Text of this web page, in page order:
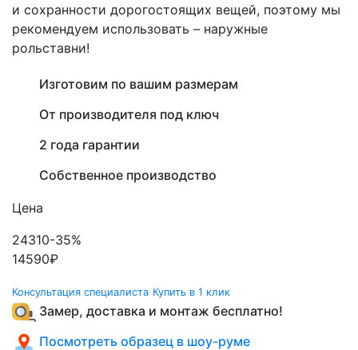
и сохранности дорогостоящих вещей, поэтому мы
рекомендуем использовать – наружные
рольставни!
Изготовим по вашим размерам
От производителя под ключ
2 года гарантии
Собственное производство
Цена
24310-35%
14590₽
Консультация специалиста Купить в 1 клик
Замер, доставка и монтаж бесплатно!
Посмотреть образец в шоу-руме